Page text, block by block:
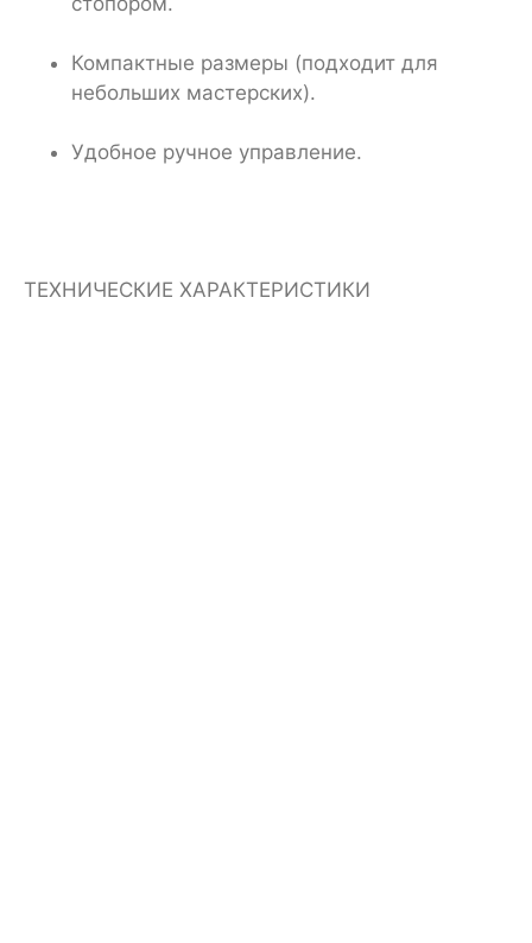
Компактные размеры (подходит для
небольших мастерских).
Удобное ручное управление.
ТЕХНИЧЕСКИЕ ХАРАКТЕРИСТИКИ